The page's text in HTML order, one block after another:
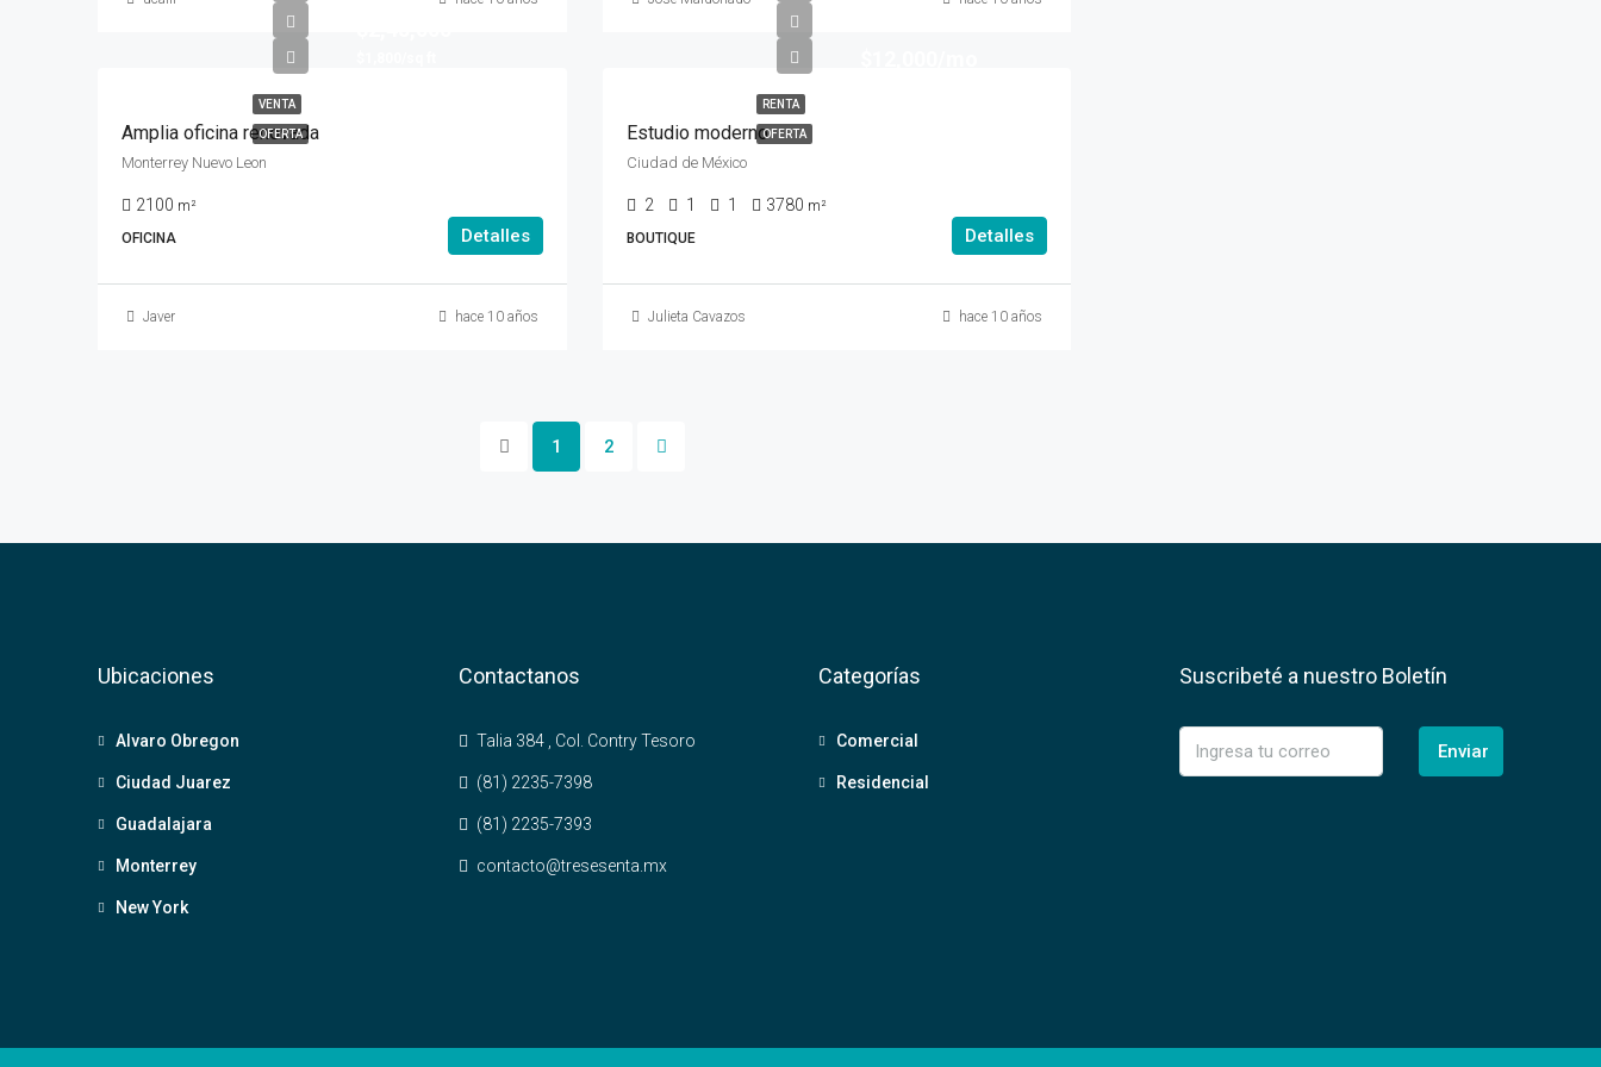
VENTA
OFERTA
Amplia oficina renovada
Monterrey Nuevo Leon
2100 m²
OFICINA
Detalles
Javer hace 10 años
RENTA
OFERTA
Estudio moderno
Ciudad de México
2 1 1 3780 m²
BOUTIQUE
Detalles
Julieta Cavazos hace 10 años
1 2
Ubicaciones
Alvaro Obregon
Ciudad Juarez
Guadalajara
Monterrey
New York
Contactanos
Talia 384 , Col. Contry Tesoro
(81) 2235-7398
(81) 2235-7393
contacto@tresesenta.mx
Categorías
Comercial
Residencial
Suscribeté a nuestro Boletín
Enviar